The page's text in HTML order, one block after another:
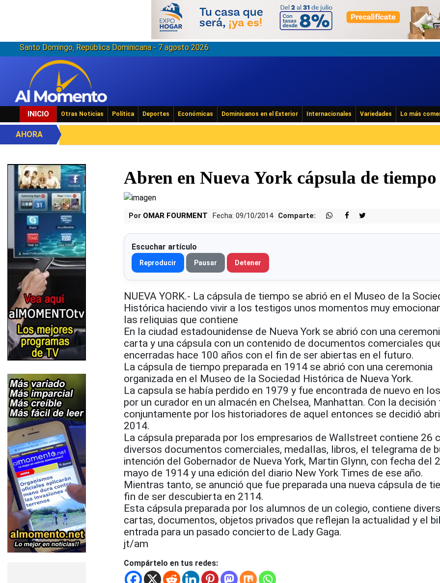
Santo Domingo, República Dominicana - 7 agosto 2026
INICIO Otras Noticias Política Deportes Económicas Dominicanos en el Exterior Internacionales Variedades Lo más
AHORA
Abren en Nueva York cápsula de tiempo
Por OMAR FOURMENT Fecha: 09/10/2014 Comparte:
Escuchar artículo
Reproducir Pausar Detener
NUEVA YORK.- La cápsula de tiempo se abrió en el Museo de la
Histórica haciendo vivir a los testigos unos momentos muy
las reliquias que contiene
En la ciudad estadounidense de Nueva York se abrió con una
carta y una cápsula con un contenido de documentos comerciales
encerradas hace 100 años con el fin de ser abiertas en el futuro.
La cápsula de tiempo preparada en 1914 se abrió con una ceremonia
organizada en el Museo de la Sociedad Histórica de Nueva York.
La capsula se había perdido en 1979 y fue encontrada de nuevo en
por un curador en un almacén en Chelsea, Manhattan. Con la
conjuntamente por los historiadores de aquel entonces se decidió
2014.
La cápsula preparada por los empresarios de Wallstreet contiene 26
diversos documentos comerciales, medallas, libros, el telegrama de
intención del Gobernador de Nueva York, Martin Glynn, con fecha del
mayo de 1914 y una edición del diario New York Times de ese año.
Mientras tanto, se anunció que fue preparada una nueva cápsula de
fin de ser descubierta en 2114.
Esta cápsula preparada por los alumnos de un colegio, contiene
cartas, documentos, objetos privados que reflejan la actualidad y el
entrada para un pasado concierto de Lady Gaga.
jt/am
Compártelo en tus redes: